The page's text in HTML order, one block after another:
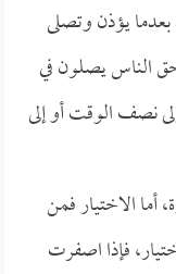
يؤذن وتصلى
الناس يصلون في
نصف الوقت أو إلى
الاختيار فمن
فإذا اصفرت